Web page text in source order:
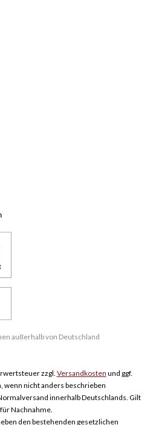
außerhalb von Deutschland
zzgl. Versandkosten und ggf.
wenn nicht anders beschrieben
innerhalb Deutschlands. Gilt
Nachnahme.
den bestehenden gesetzlichen